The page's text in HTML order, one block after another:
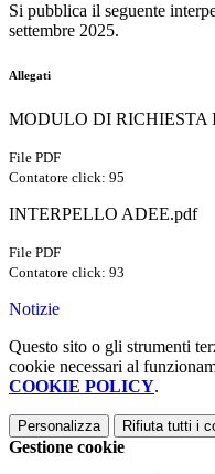
Si pubblica il seguente
settembre 2025.
Allegati
MODULO DI RICHIESTA
File PDF
Contatore click: 95
INTERPELLO ADEE.pdf
File PDF
Contatore click: 93
Notizie
Questo sito o gli strumenti
cookie necessari al
COOKIE POLICY.
Personalizza Rifiuta tutti i
Gestione cookie